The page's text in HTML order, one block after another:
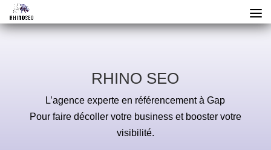
RHINO SEO
L’agence experte en référencement à Gap
Pour faire décoller votre business et booster votre
visibilité.